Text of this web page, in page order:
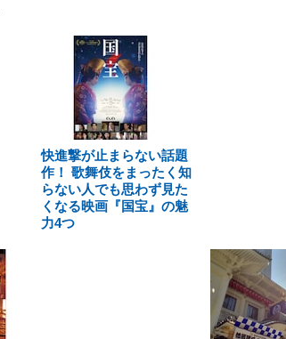
快進撃が止まらない話題
作！ 歌舞伎をまったく知
らない人でも思わず見た
くなる映画『国宝』の魅
力4つ